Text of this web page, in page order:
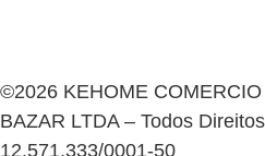
©2026 KEHOME
BAZAR LTDA – Todos
12.571.333/0001-50